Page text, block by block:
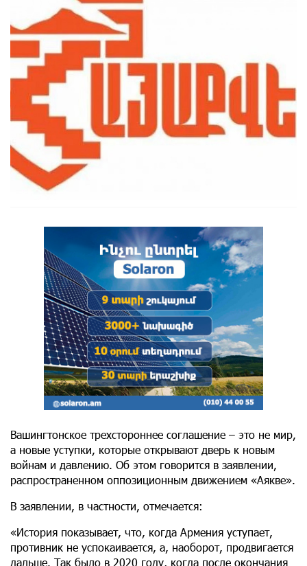
Вашингтонское трехстороннее соглашение – это не мир,
а новые уступки, которые открывают дверь к новым
войнам и давлению. Об этом говорится в заявлении,
распространенном оппозиционным движением «Аякве».
В заявлении, в частности, отмечается:
«История показывает, что, когда Армения уступает,
противник не успокаивается, а, наоборот, продвигается
дальше. Так было в 2020 году, когда после окончания